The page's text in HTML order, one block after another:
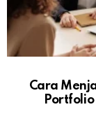
Cara